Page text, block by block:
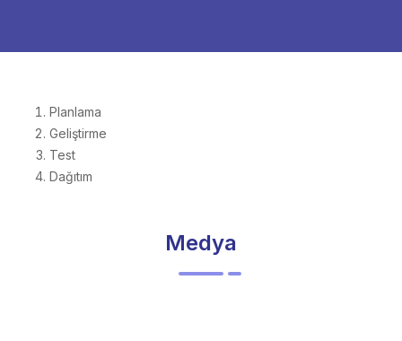
Planlama
Geliştirme
Test
Dağıtım
Medya